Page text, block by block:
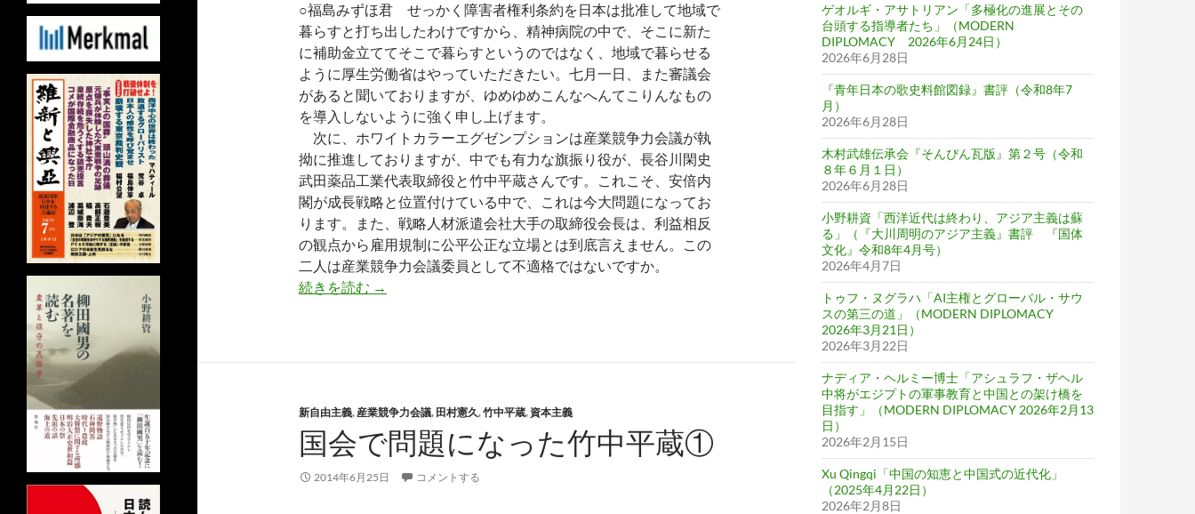
○福島みずほ君 せっかく障害者権利条約を日本は批准して地域で
暮らすと打ち出したわけですから、精神病院の中で、そこに新た
に補助金立ててそこで暮らすというのではなく、地域で暮らせる
ように厚生労働省はやっていただきたい。七月一日、また審議会
があると聞いておりますが、ゆめゆめこんなへんてこりんなもの
を導入しないように強く申し上げます。
次に、ホワイトカラーエグゼンプションは産業競争力会議が執
拗に推進しておりますが、中でも有力な旗振り役が、長谷川閑史
武田薬品工業代表取締役と竹中平蔵さんです。これこそ、安倍内
閣が成長戦略と位置付けている中で、これは今大問題になってお
ります。また、戦略人材派遣会社大手の取締役会長は、利益相反
の観点から雇用規制に公平公正な立場とは到底言えません。この
二人は産業競争力会議委員として不適格ではないですか。
続きを読む 福島みずほ氏「利益誘導しているではないですか」─国会で問題となったパソナと竹中平蔵
→
新自由主義,産業競争力会議, 田村憲久,竹中平蔵,資本主義
国会で問題になった竹中平蔵①
2014年6月25日 コメントする
ゲオルギ・アサトリアン「多極化の進展とその
台頭する指導者たち」（MODERN
DIPLOMACY 2026年6月24日）
2026年6月28日
『青年日本の歌史料館図録』書評（令和8年7
月）
2026年6月28日
木村武雄伝承会『そんぴん瓦版』第２号（令和
８年６月１日）
2026年6月28日
小野耕資「西洋近代は終わり、アジア主義は蘇
る」（『大川周明のアジア主義』書評 『国体
文化』令和8年4月号）
2026年4月7日
トゥフ・ヌグラハ「AI主権とグローバル・サウ
スの第三の道」（MODERN DIPLOMACY
2026年3月21日）
2026年3月22日
ナディア・ヘルミー博士「アシュラフ・ザヘル
中将がエジプトの軍事教育と中国との架け橋を
目指す」（MODERN DIPLOMACY 2026年2月13
日）
2026年2月15日
Xu Qingqi「中国の知恵と中国式の近代化」
（2025年4月22日）
2026年2月8日